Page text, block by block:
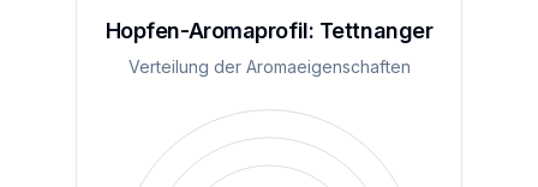
Hopfen-Aromaprofil: Tettnanger
Verteilung der Aromaeigenschaften